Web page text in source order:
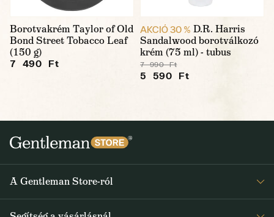
Borotvakrém Taylor of Old
Bond Street Tobacco Leaf
(150 g)
7 490 Ft
AKCIÓ 30 % D.R. Harris
Sandalwood borotválkozó
krém (75 ml) - tubus
7 990 Ft
5 590 Ft
A Gentleman Store-ról